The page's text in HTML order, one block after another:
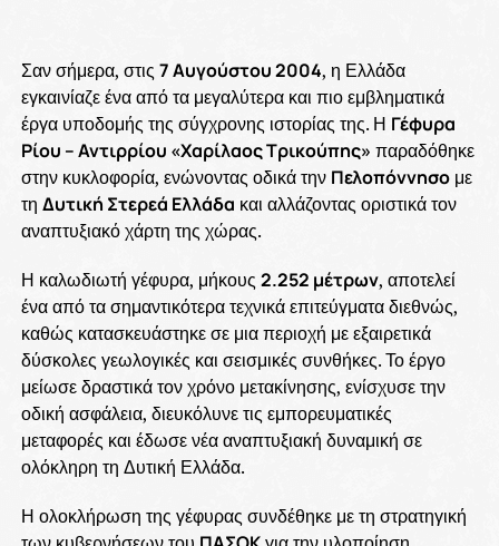
Σαν σήμερα, στις 7 Αυγούστου 2004, η Ελλάδα
εγκαινίαζε ένα από τα μεγαλύτερα και πιο εμβληματικά
έργα υποδομής της σύγχρονης ιστορίας της. Η Γέφυρα
Ρίου – Αντιρρίου «Χαρίλαος Τρικούπης» παραδόθηκε
στην κυκλοφορία, ενώνοντας οδικά την Πελοπόννησομε
τη Δυτική Στερεά Ελλάδα και αλλάζοντας οριστικά τον
αναπτυξιακό χάρτη της χώρας.
Η καλωδιωτή γέφυρα, μήκους 2.252 μέτρων, αποτελεί
ένα από τα σημαντικότερα τεχνικά επιτεύγματα διεθνώς,
καθώς κατασκευάστηκε σε μια περιοχή με εξαιρετικά
δύσκολες γεωλογικές και σεισμικές συνθήκες. Το έργο
μείωσε δραστικά τον χρόνο μετακίνησης, ενίσχυσε την
οδική ασφάλεια, διευκόλυνε τις εμπορευματικές
μεταφορές και έδωσε νέα αναπτυξιακή δυναμική σε
ολόκληρη τη Δυτική Ελλάδα.
Η ολοκλήρωση της γέφυρας συνδέθηκε με τη στρατηγική